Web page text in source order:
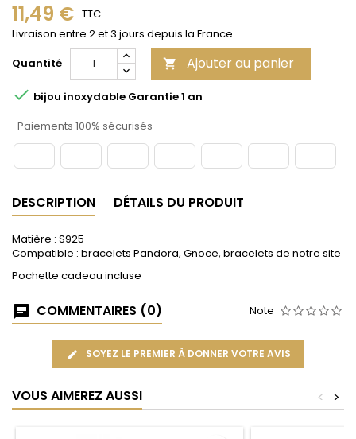
11,49 € TTC
Livraison entre 2 et 3 jours depuis la France
Quantité
 Ajouter au panier
 bijou inoxydable Garantie 1 an
Paiements 100% sécurisés
DESCRIPTION DÉTAILS DU PRODUIT
Matière : S925
Compatible : bracelets Pandora, Gnoce, bracelets de notre site
Pochette cadeau incluse
COMMENTAIRES (0) Note
SOYEZ LE PREMIER À DONNER VOTRE AVIS
VOUS AIMEREZ AUSSI >
<